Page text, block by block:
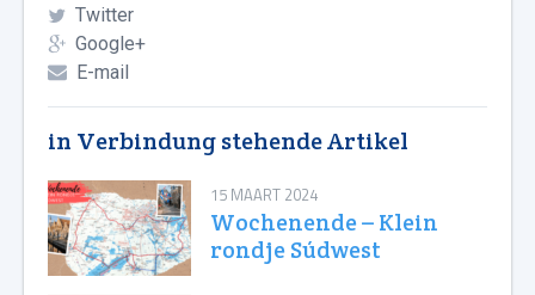
Twitter
Google+
E-mail
in Verbindung stehende Artikel
15 MAART 2024
Wochenende – Klein
rondje Súdwest